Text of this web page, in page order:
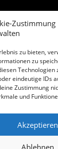
Zustimmung
zu bieten,
zu
eindeutige IDs
Zustimmung
und
Akzeptieren
Ablehnen